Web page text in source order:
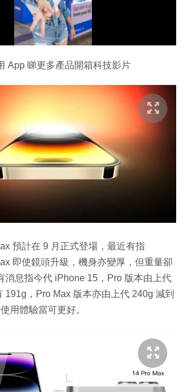
放
影
片
App 睇更多產品開箱科技影片
預計在 9 月正式登場，最近有指
即使鏡頭升級，機身亦變厚，但重量卻
消息指今代 iPhone 15，Pro 版本由上代
191g，Pro Max 版本亦由上代 240g 減到
用體驗當可更好。